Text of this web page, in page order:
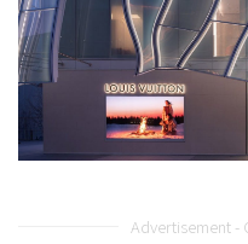
Advertisement -